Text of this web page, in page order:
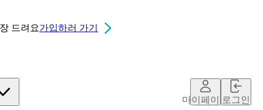
드려요가입하러 가기
마이페이지로그인